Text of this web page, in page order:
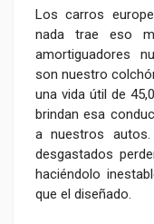
Los carros
nada trae eso
amortiguadores
son nuestro
una vida útil de
brindan esa
a nuestros
desgastados
haciéndolo
que el diseñado.